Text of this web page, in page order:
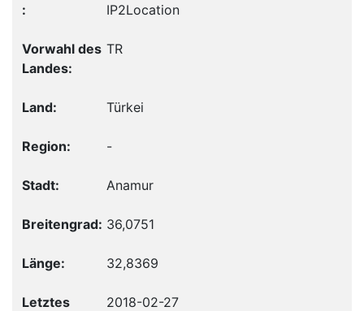
IP2Location
TR
Türkei
-
Anamur
36,0751
32,8369
2018-02-27